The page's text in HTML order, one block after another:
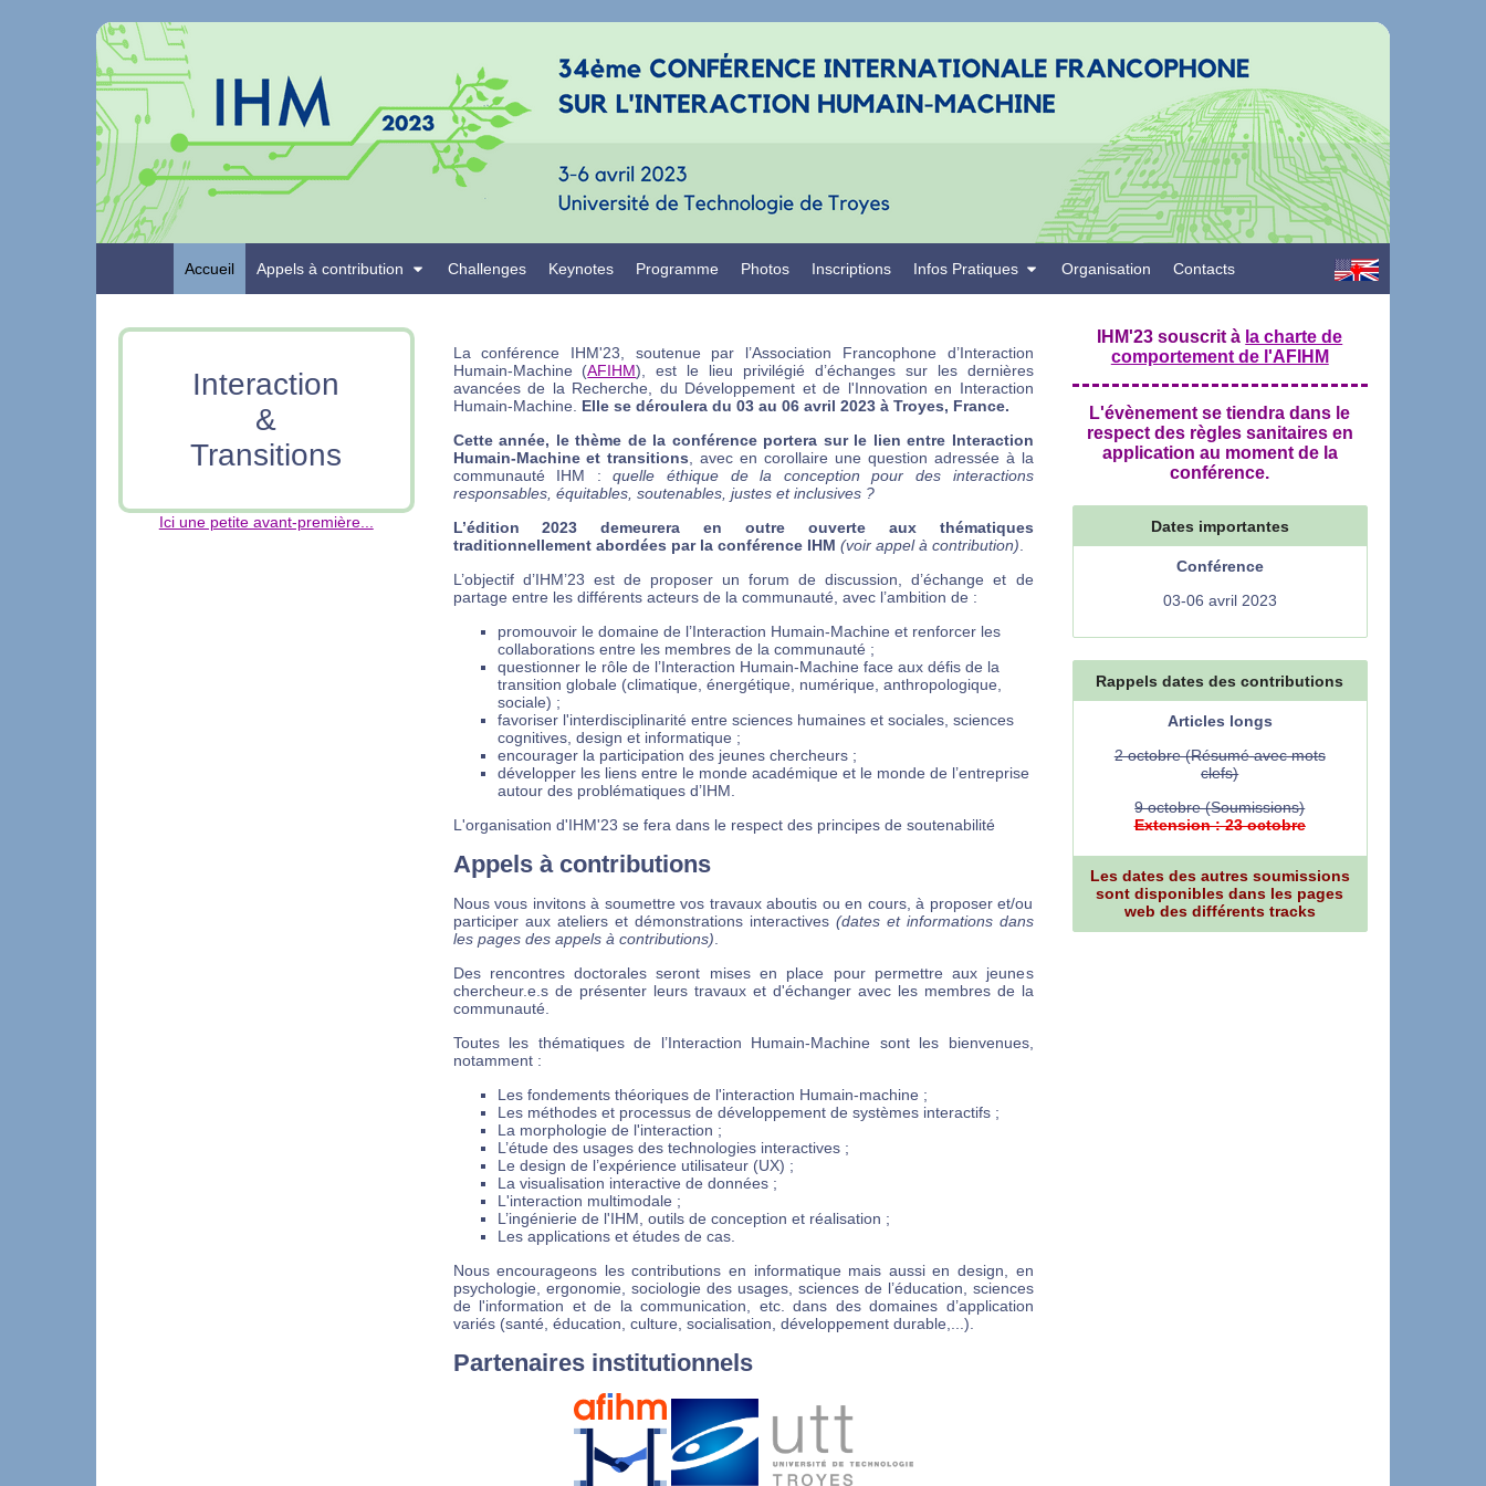
Accueil Appels à contribution Challenges Keynotes Programme Photos Inscriptions Infos Pratiques Organisation Contacts
Interaction
&
Transitions
Ici une petite avant-première...
La conférence IHM'23, soutenue par l’Association Francophone d’Interaction
Humain-Machine (AFIHM), est le lieu privilégié d’échanges sur les dernières
avancées de la Recherche, du Développement et de l'Innovation en Interaction
Humain-Machine. Elle se déroulera du 03 au 06 avril 2023 à Troyes, France.
Cette année, le thème de la conférence portera sur le lien entre Interaction
Humain-Machine et transitions , avec en corollaire une question adressée à la
communauté IHM : quelle éthique de la conception pour des interactions
responsables, équitables, soutenables, justes et inclusives ?
L’édition 2023 demeurera en outre ouverte aux thématiques
traditionnellement abordées par la conférence IHM (voir appel à contribution)
L’objectif d’IHM’23 est de proposer un forum de discussion, d’échange et de
partage entre les différents acteurs de la communauté, avec l’ambition de :
promouvoir le domaine de l’Interaction Humain-Machine et renforcer les
collaborations entre les membres de la communauté ;
questionner le rôle de l’Interaction Humain-Machine face aux défis de la
transition globale (climatique, énergétique, numérique, anthropologique,
sociale) ;
favoriser l'interdisciplinarité entre sciences humaines et sociales, sciences
cognitives, design et informatique ;
encourager la participation des jeunes chercheurs ;
développer les liens entre le monde académique et le monde de l’entreprise
autour des problématiques d’IHM.
L'organisation d'IHM'23 se fera dans le respect des principes de soutenabilité
Appels à contributions
Nous vous invitons à soumettre vos travaux aboutis ou en cours, à proposer et/ou
participer aux ateliers et démonstrations interactives (dates et informations dans
les pages des appels à contributions)
Des rencontres doctorales seront mises en place pour permettre aux jeunes
chercheur.e.s de présenter leurs travaux et d'échanger avec les membres de la
communauté.
Toutes les thématiques de l’Interaction Humain-Machine sont les bienvenues,
notamment :
Les fondements théoriques de l'interaction Humain-machine ;
Les méthodes et processus de développement de systèmes interactifs ;
La morphologie de l'interaction ;
L’étude des usages des technologies interactives ;
Le design de l’expérience utilisateur (UX) ;
La visualisation interactive de données ;
L'interaction multimodale ;
L’ingénierie de l'IHM, outils de conception et réalisation ;
Les applications et études de cas.
Nous encourageons les contributions en informatique mais aussi en design, en
psychologie, ergonomie, sociologie des usages, sciences de l’éducation, sciences
de l'information et de la communication, etc. dans des domaines d’application
variés (santé, éducation, culture, socialisation, développement durable,...).
Partenaires institutionnels
IHM'23 souscrit à la charte de
comportement de l'AFIHM
L'évènement se tiendra dans le
respect des règles sanitaires en
application au moment de la
conférence.
Dates importantes
Conférence
03-06 avril 2023
Rappels dates des contributions
Articles longs
2 octobre (Résumé avec mots
clefs)
9 octobre (Soumissions)
Extension : 23 octobre
Les dates des autres soumissions
sont disponibles dans les pages
web des différents tracks